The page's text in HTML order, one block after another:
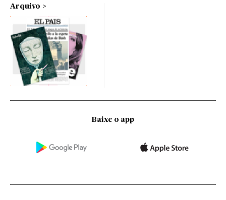
Arquivo
Baixe o app